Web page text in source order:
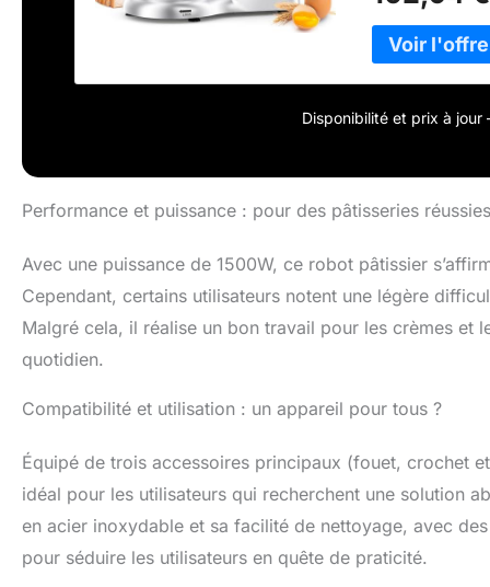
assurer un
variété
le gâteau, le
mélanger est
à ajouter des
【Multifonction
crochet
pour
grande vitesse
inclinable
plate, les 5
stabilité;
Disponibilité et prix à jour
Performance et puissance : pour des pâtisseries
Avec une puissance de 1500W, ce robot pâtissier
Cependant, certains utilisateurs notent une légère
Malgré cela, il réalise un bon travail pour les crèmes et
quotidien.
Compatibilité et utilisation : un appareil pour tous ?
Équipé de trois accessoires principaux (fouet, crochet
idéal pour les utilisateurs qui recherchent une solution
en acier inoxydable et sa facilité de nettoyage, avec
pour séduire les utilisateurs en quête de praticité.